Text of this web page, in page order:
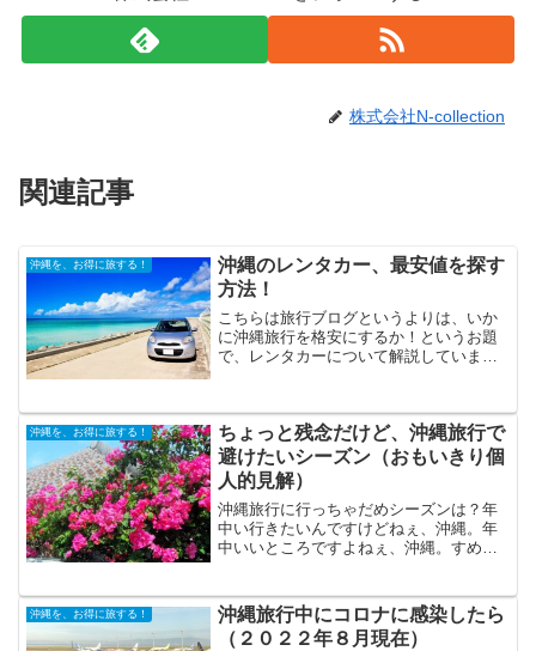
株式会社N-collection
関連記事
沖縄を、お得に旅する！
沖縄のレンタカー、最安値を探す
方法！
こちらは旅行ブログというよりは、いか
に沖縄旅行を格安にするか！というお題
で、レンタカーについて解説していま
もらえたらと思います。沖縄旅行に必須
のレンタカーはどうやって探す...
沖縄を、お得に旅する！
ちょっと残念だけど、沖縄旅行で
避けたいシーズン（おもいきり個
人的見解）
沖縄旅行に行っちゃだめシーズンは？年
中い行きたいんですけどねぇ、沖縄。年
中いいところですよねぇ、沖縄。すめば
か。。とはいっても、懐事情もあります
し、一番行きたいとき、ってい...
沖縄を、お得に旅する！
沖縄旅行中にコロナに感染したら
（２０２２年８月現在）